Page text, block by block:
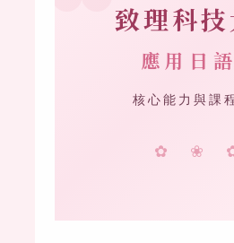
致理科
應用日
核心能力與課
✿ ❀